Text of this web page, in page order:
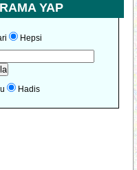
YAP
Hepsi
Hadis